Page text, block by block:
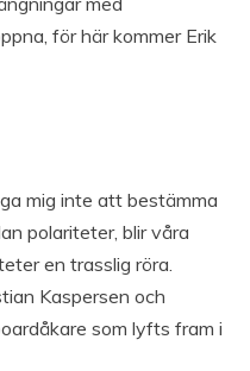
för här kommer Erik
mig inte att bestämma
polariteter, blir våra
en trasslig röra.
Kaspersen och
som lyfts fram i